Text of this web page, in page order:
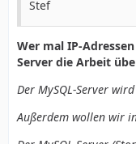
Stef
Wer mal IP-
Server die Arbeit
Der MySQL-Server
Außerdem wollen wir